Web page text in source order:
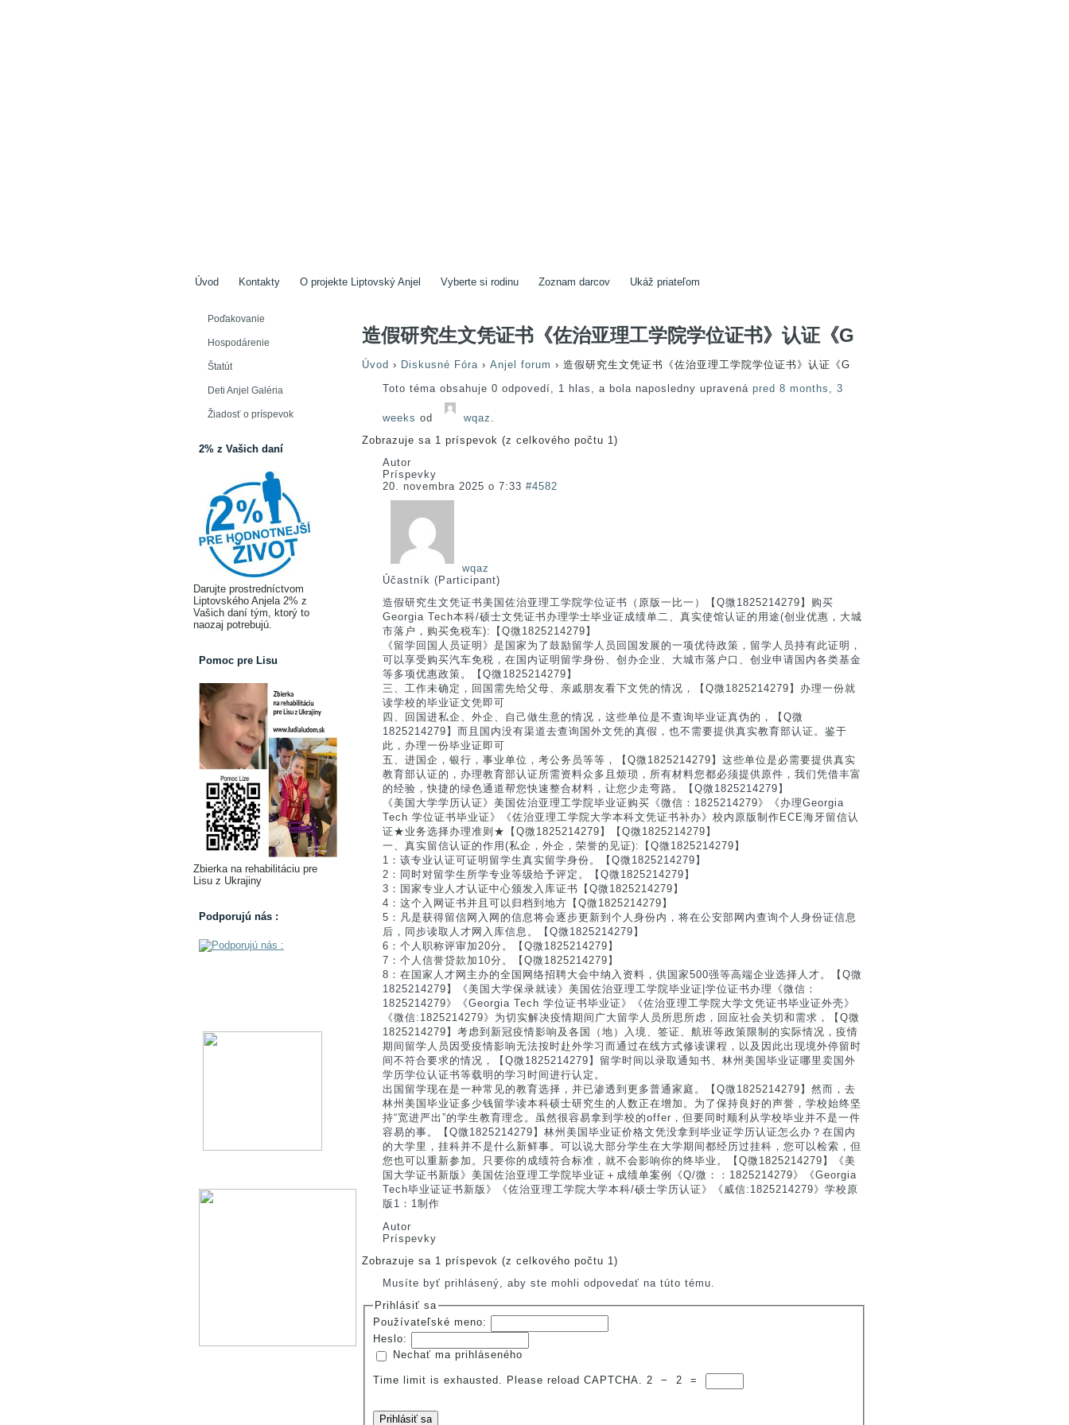
Úvod Kontakty O projekte Liptovský Anjel Vyberte si rodinu Zoznam darcov Ukáž priateľom
Poďakovanie
Hospodárenie
Štatút
Deti Anjel Galéria
Žiadosť o príspevok
2% z Vašich daní
Darujte prostredníctvom
Liptovského Anjela 2% z
Vašich daní tým, ktorý to
naozaj potrebujú.
Pomoc pre Lisu
Zbierka na rehabilitáciu pre
Lisu z Ukrajiny
Podporujú nás :
造假研究生文凭证书《佐治亚理工学院学位证书》认证《G
Úvod › Diskusné Fóra › Anjel forum › 造假研究生文凭证书《佐治亚理工学院学位证书》认证《G
Toto téma obsahuje 0 odpovedí, 1 hlas, a bola naposledny upravená pred 8 months, 3
weeks od wqaz .
Zobrazuje sa 1 príspevok (z celkového počtu 1)
Autor
Príspevky
20. novembra 2025 o 7:33 #4582
wqaz
Účastník (Participant)
造假研究生文凭证书美国佐治亚理工学院学位证书（原版一比一）【Q微1825214279】购买
Georgia Tech本科/硕士文凭证书办理学士毕业证成绩单二、真实使馆认证的用途(创业优惠，大城
市落户，购买免税车):【Q微1825214279】
《留学回国人员证明》是国家为了鼓励留学人员回国发展的一项优待政策，留学人员持有此证明，
可以享受购买汽车免税，在国内证明留学身份、创办企业、大城市落户口、创业申请国内各类基金
等多项优惠政策。【Q微1825214279】
三、工作未确定，回国需先给父母、亲戚朋友看下文凭的情况，【Q微1825214279】办理一份就
读学校的毕业证文凭即可
四、回国进私企、外企、自己做生意的情况，这些单位是不查询毕业证真伪的，【Q微
1825214279】而且国内没有渠道去查询国外文凭的真假，也不需要提供真实教育部认证。鉴于
此，办理一份毕业证即可
五、进国企，银行，事业单位，考公务员等等，【Q微1825214279】这些单位是必需要提供真实
教育部认证的，办理教育部认证所需资料众多且烦琐，所有材料您都必须提供原件，我们凭借丰富
的经验，快捷的绿色通道帮您快速整合材料，让您少走弯路。【Q微1825214279】
《美国大学学历认证》美国佐治亚理工学院毕业证购买《微信：1825214279》《办理Georgia
Tech 学位证书毕业证》《佐治亚理工学院大学本科文凭证书补办》校内原版制作ECE海牙留信认
证★业务选择办理准则★【Q微1825214279】【Q微1825214279】
一、真实留信认证的作用(私企，外企，荣誉的见证):【Q微1825214279】
1：该专业认证可证明留学生真实留学身份。【Q微1825214279】
2：同时对留学生所学专业等级给予评定。【Q微1825214279】
3：国家专业人才认证中心颁发入库证书【Q微1825214279】
4：这个入网证书并且可以归档到地方【Q微1825214279】
5：凡是获得留信网入网的信息将会逐步更新到个人身份内，将在公安部网内查询个人身份证信息
后，同步读取人才网入库信息。【Q微1825214279】
6：个人职称评审加20分。【Q微1825214279】
7：个人信誉贷款加10分。【Q微1825214279】
8：在国家人才网主办的全国网络招聘大会中纳入资料，供国家500强等高端企业选择人才。【Q微
1825214279】《美国大学保录就读》美国佐治亚理工学院毕业证|学位证书办理《微信：
1825214279》《Georgia Tech 学位证书毕业证》《佐治亚理工学院大学文凭证书毕业证外壳》
《微信:1825214279》为切实解决疫情期间广大留学人员所思所虑，回应社会关切和需求，【Q微
1825214279】考虑到新冠疫情影响及各国（地）入境、签证、航班等政策限制的实际情况，疫情
期间留学人员因受疫情影响无法按时赴外学习而通过在线方式修读课程，以及因此出现境外停留时
间不符合要求的情况，【Q微1825214279】留学时间以录取通知书、林州美国毕业证哪里卖国外
学历学位认证书等载明的学习时间进行认定。
出国留学现在是一种常见的教育选择，并已渗透到更多普通家庭。【Q微1825214279】然而，去
林州美国毕业证多少钱留学读本科硕士研究生的人数正在增加。为了保持良好的声誉，学校始终坚
持“宽进严出”的学生教育理念。虽然很容易拿到学校的offer，但要同时顺利从学校毕业并不是一件
容易的事。【Q微1825214279】林州美国毕业证价格文凭没拿到毕业证学历认证怎么办？在国内
的大学里，挂科并不是什么新鲜事。可以说大部分学生在大学期间都经历过挂科，您可以检索，但
您也可以重新参加。只要你的成绩符合标准，就不会影响你的终毕业。【Q微1825214279】《美
国大学证书新版》美国佐治亚理工学院毕业证＋成绩单案例《Q/微：：1825214279》《Georgia
Tech毕业证证书新版》《佐治亚理工学院大学本科/硕士学历认证》《威信:1825214279》学校原
版1：1制作
Autor
Príspevky
Zobrazuje sa 1 príspevok (z celkového počtu 1)
Musíte byť prihlásený, aby ste mohli odpovedať na túto tému.
Prihlásiť sa
Používateľské meno:
Heslo:
Nechať ma prihláseného
Time limit is exhausted. Please reload CAPTCHA. 2 − 2 =
Prihlásiť sa